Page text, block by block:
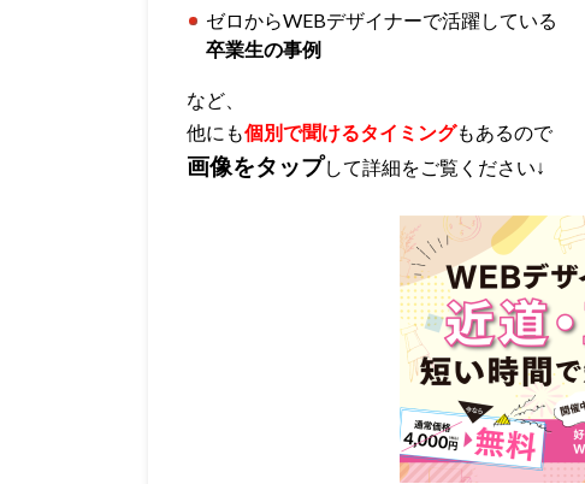
ゼロからWEBデザイナーで活躍している
卒業生の事例
など、
他にも個別で聞けるタイミングもあるので
画像をタップして詳細をご覧ください↓